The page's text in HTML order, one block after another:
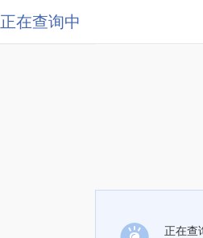
正在查询中
正在查